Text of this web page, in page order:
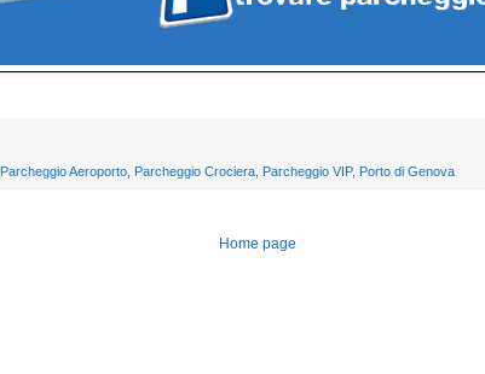
Parcheggio Aeroporto Parcheggio Crociera Parcheggio VIP, Porto di Genova
Home page